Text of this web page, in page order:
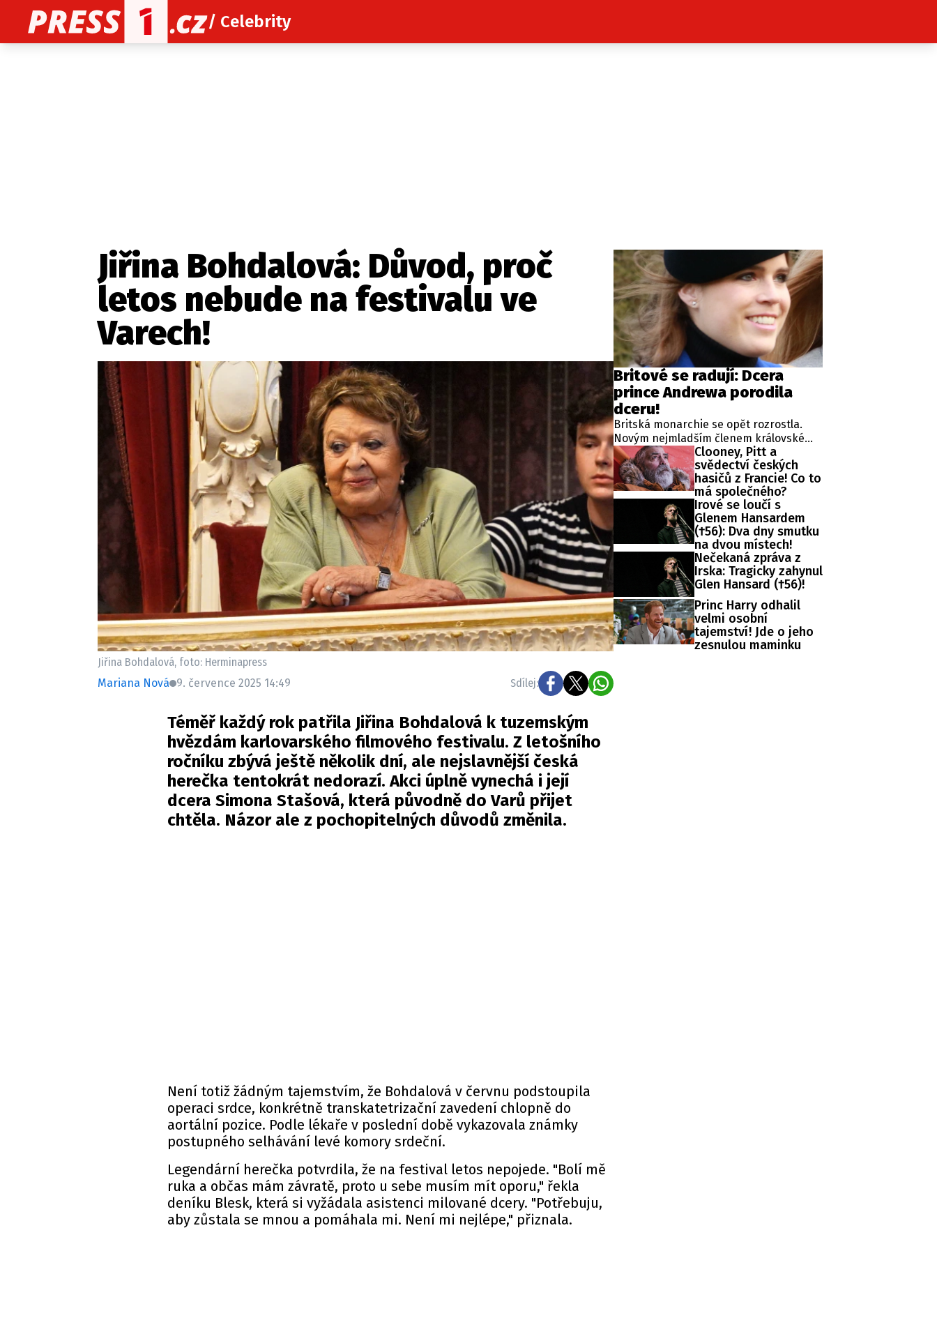
/ Celebrity
Nejlepší z vás odměníme
Jiřina Bohdalová: Důvod, proč
letos nebude na festivalu ve
Varech!
Jiřina Bohdalová, foto: Herminapress
Mariana Nová
9. července 2025 14:49 Sdílej:
Téměř každý rok patřila Jiřina Bohdalová k tuzemským
hvězdám karlovarského filmového festivalu. Z letošního
ročníku zbývá ještě několik dní, ale nejslavnější česká
herečka tentokrát nedorazí. Akci úplně vynechá i její
dcera Simona Stašová, která původně do Varů přijet
chtěla. Názor ale z pochopitelných důvodů změnila.
Není totiž žádným tajemstvím, že Bohdalová v červnu podstoupila
operaci srdce, konkrétně transkatetrizační zavedení chlopně do
aortální pozice. Podle lékaře v poslední době vykazovala známky
postupného selhávání levé komory srdeční.
Legendární herečka potvrdila, že na festival letos nepojede. "Bolí mě
ruka a občas mám závratě, proto u sebe musím mít oporu," řekla
deníku Blesk, která si vyžádala asistenci milované dcery. "Potřebuju,
aby zůstala se mnou a pomáhala mi. Není mi nejlépe," přiznala.
Britové se radují: Dcera
prince Andrewa porodila
dceru!
Britská monarchie se opět rozrostla.
Novým nejmladším členem královské
rodiny, v jejímž čele stojí král Karel III., je
novorozená dcera princezny Eugenie,
jedné z dcer kontroverzního prince
Andrewa.
Clooney, Pitt a
svědectví českých
hasičů z Francie! Co to
má společného?
Irové se loučí s
Glenem Hansardem
(†56): Dva dny smutku
na dvou místech!
Nečekaná zpráva z
Irska: Tragicky zahynul
Glen Hansard (†56)!
Princ Harry odhalil
velmi osobní
tajemství! Jde o jeho
zesnulou maminku